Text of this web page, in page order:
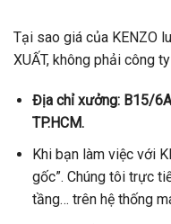
Tại sao giá của KENZO
XUẤT, không phải công
Địa chỉ xưởng: B15/
TP.HCM.
Khi bạn làm việc với
gốc”. Chúng tôi trực
tầng… trên hệ thống